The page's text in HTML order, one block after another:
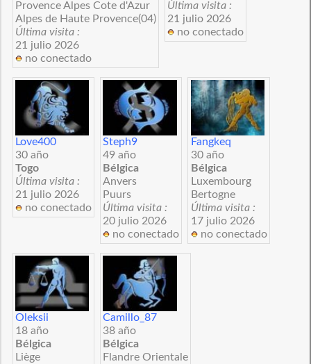
Provence Alpes Cote d'Azur
Alpes de Haute Provence(04)
Última visita :
21 julio 2026
no conectado
Última visita :
21 julio 2026
no conectado
Love400
30 año
Togo
Última visita :
21 julio 2026
no conectado
Steph9
49 año
Bélgica
Anvers
Puurs
Última visita :
20 julio 2026
no conectado
Fangkeq
30 año
Bélgica
Luxembourg
Bertogne
Última visita :
17 julio 2026
no conectado
Oleksii
18 año
Bélgica
Liège
Camillo_87
38 año
Bélgica
Flandre Orientale